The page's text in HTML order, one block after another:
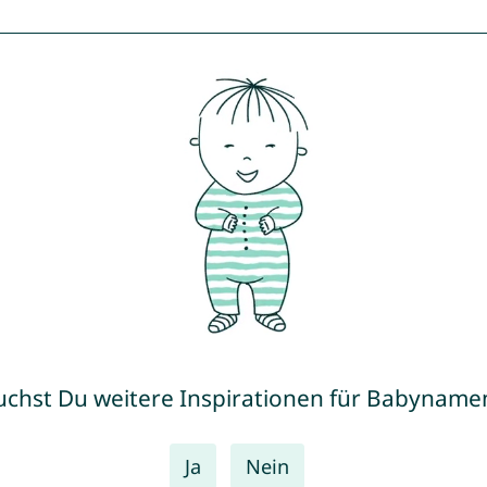
Du weitere Inspirationen für
Ja Nein